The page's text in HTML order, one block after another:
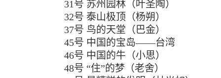
31号 苏州园林（叶圣陶）
32号 泰山极顶（杨朔）
37号 鸟的天堂（巴金）
45号 中国的宝岛——台湾
46号 中国的牛（小思）
48号 “住”的梦（老舍）